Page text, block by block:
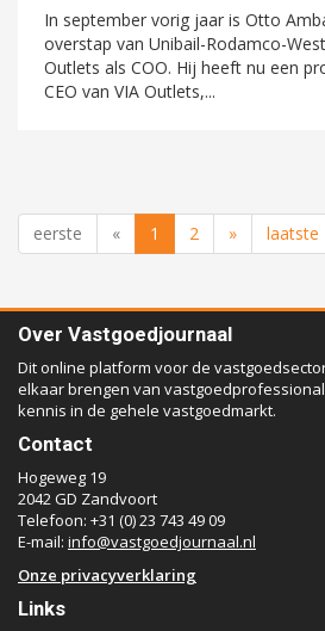
In september vorig jaar is Otto
overstap van Unibail-Rodamco-
Outlets als COO. Hij heeft nu een
CEO van VIA Outlets,...
eerste « 1 2 » laatste
Over Vastgoedjournaal
Dit online platform voor de
elkaar brengen van
kennis in de gehele vastgoedmarkt.
Contact
Hogeweg 19
2042 GD Zandvoort
Telefoon: +31 (0) 23 743 49 09
E-mail: info@vastgoedjournaal.nl
Onze privacyverklaring
Links